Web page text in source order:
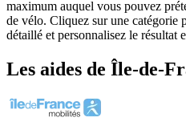
maximum auquel vous pouvez
de vélo. Cliquez sur une catégorie
détaillé et personnalisez le résultat
Les aides de Île-de-